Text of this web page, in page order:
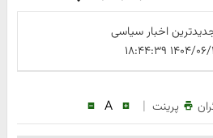
اخبار سیاسی
پرینت |
A